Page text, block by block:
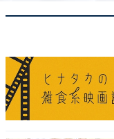
ショップ（画像出典：月
阪南市にある「月